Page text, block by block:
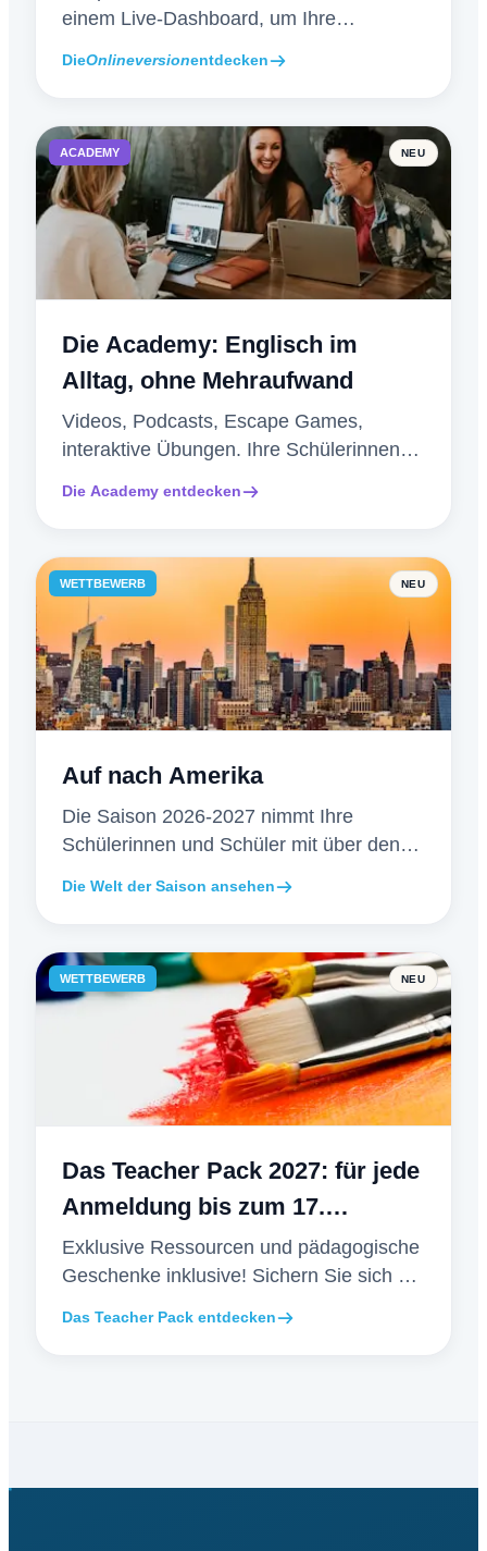
einem Live-Dashboard, um Ihre
Wettbewerbs zu begleiten.
DieOnlineversionentdecken
ACADEMY NEU
Die Academy: Englisch im
Alltag, ohne Mehraufwand
Videos, Podcasts, Escape Games,
interaktive Übungen. Ihre Schülerinnen
und verfolgt die Fortschritte.
Die Academy entdecken
WETTBEWERB NEU
Auf nach Amerika
Die Saison 2026-2027 nimmt Ihre
Schülerinnen und Schüler mit über den
Die Welt der Saison ansehen
WETTBEWERB NEU
Das Teacher Pack 2027: für jede
Anmeldung bis zum 17.
Dezember
Exklusive Ressourcen und pädagogische
Geschenke inklusive! Sichern Sie sich die
Das Teacher Pack entdecken